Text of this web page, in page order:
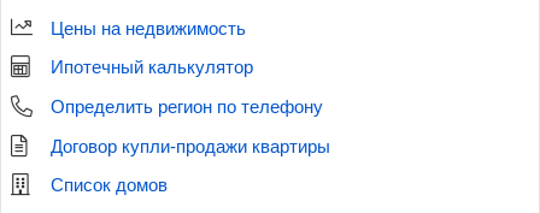
Цены на недвижимость
Ипотечный калькулятор
Определить регион по телефону
Договор купли-продажи квартиры
Список домов